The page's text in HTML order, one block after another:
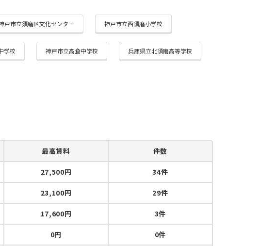
戸市立須磨区文化センター 神戸市立西須磨小学校
学校 神戸市立高倉中学校 兵庫県立北須磨高等学校
最高賃料 件数
27,500円 34件
23,100円 29件
17,600円 3件
0円 0件